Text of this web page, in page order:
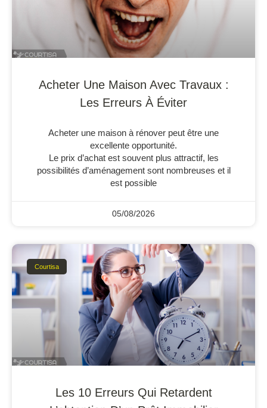
Acheter Une Maison Avec Travaux :
Les Erreurs À Éviter
Acheter une maison à rénover peut être une
excellente opportunité.
Le prix d’achat est souvent plus attractif, les
possibilités d’aménagement sont nombreuses et il
est possible
05/08/2026
Courtisa
Les 10 Erreurs Qui Retardent